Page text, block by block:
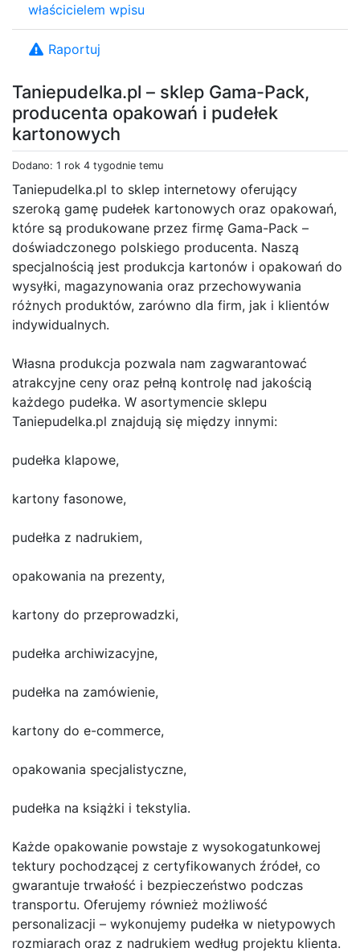
Taniepudelka.pl – sklep Gama-Pack,
producenta opakowań i pudełek
kartonowych
Dodano: 1 rok 4 tygodnie temu
Taniepudelka.pl to sklep internetowy oferujący
szeroką gamę pudełek kartonowych oraz opakowań,
które są produkowane przez firmę Gama-Pack –
doświadczonego polskiego producenta. Naszą
specjalnością jest produkcja kartonów i opakowań do
wysyłki, magazynowania oraz przechowywania
różnych produktów, zarówno dla firm, jak i klientów
indywidualnych.
Własna produkcja pozwala nam zagwarantować
atrakcyjne ceny oraz pełną kontrolę nad jakością
każdego pudełka. W asortymencie sklepu
Taniepudelka.pl znajdują się między innymi:
pudełka klapowe,
kartony fasonowe,
pudełka z nadrukiem,
opakowania na prezenty,
kartony do przeprowadzki,
pudełka archiwizacyjne,
pudełka na zamówienie,
kartony do e-commerce,
opakowania specjalistyczne,
pudełka na książki i tekstylia.
Każde opakowanie powstaje z wysokogatunkowej
tektury pochodzącej z certyfikowanych źródeł, co
gwarantuje trwałość i bezpieczeństwo podczas
transportu. Oferujemy również możliwość
personalizacji – wykonujemy pudełka w nietypowych
rozmiarach oraz z nadrukiem według projektu klienta.
właścicielem wpisu
Raportuj